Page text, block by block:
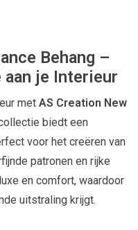
Behang –
je Interieur
met AS Creation New
biedt een
voor het creëren van
patronen en rijke
en comfort, waardoor
uitstraling krijgt.